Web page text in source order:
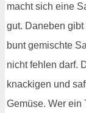
macht sich eine
gut. Daneben
bunt gemischte
nicht fehlen darf.
knackigen und
Gemüse. Wer ein